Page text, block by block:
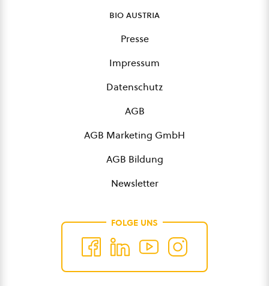
bio austria
Presse
Impressum
Datenschutz
AGB
AGB Marketing GmbH
AGB Bildung
Newsletter
FOLGE UNS